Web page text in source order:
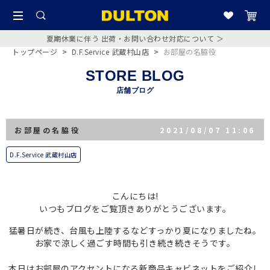
夏期休業に伴う 出荷・お問い合わせ対応について ＞
トップページ > D.F.Service 武蔵村山店 > お部屋の名脇役
STORE BLOG
店舗ブログ
お部屋の名脇役 2021/08/07 11:06
D.F.Service 武蔵村山店
こんにちは!
いつもブログをご覧頂きありがとうございます。
猛暑日が続き、台風も上陸するなどすっかり夏になりましたね。
お家で涼しく過ごす時間も引き続き続きそうです。